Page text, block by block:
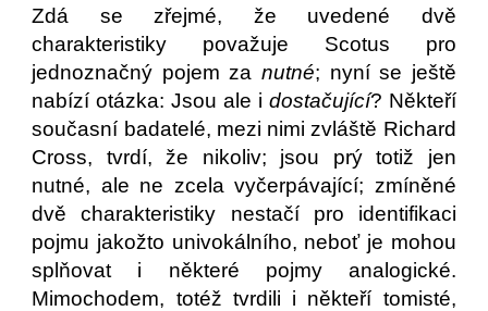
Zdá se zřejmé, že uvedené dvě
charakteristiky považuje Scotus pro
jednoznačný pojem za nutné; nyní se ještě
nabízí otázka: Jsou ale i dostačující? Někteří
současní badatelé, mezi nimi zvláště Richard
Cross, tvrdí, že nikoliv; jsou prý totiž jen
nutné, ale ne zcela vyčerpávající; zmíněné
dvě charakteristiky nestačí pro identifikaci
pojmu jakožto univokálního, neboť je mohou
splňovat i některé pojmy analogické.
Mimochodem, totéž tvrdili i někteří tomisté,